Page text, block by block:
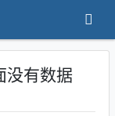
没有数据